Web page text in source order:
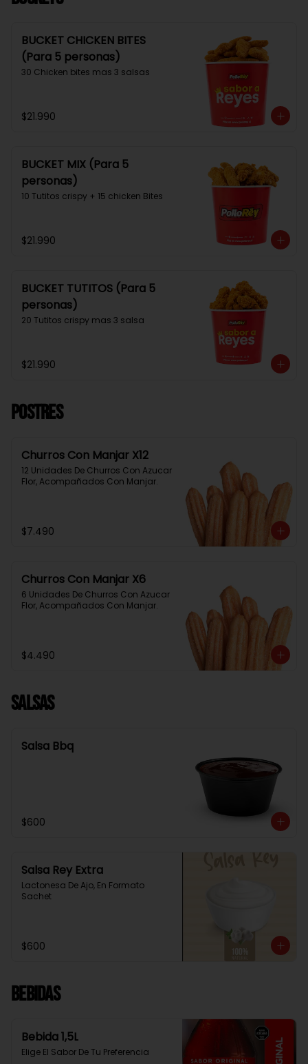
BUCKET CHICKEN BITES
(Para 5 personas)
30 Chicken bites mas 3 salsas
$21.990
BUCKET MIX (Para 5
personas)
10 Tutitos crispy + 15 chicken Bites
$21.990
BUCKET TUTITOS (Para 5
personas)
20 Tutitos crispy mas 3 salsa
$21.990
Postres
Churros Con Manjar X12
12 Unidades De Churros Con Azucar
Flor, Acompañados Con Manjar.
$7.490
Churros Con Manjar X6
6 Unidades De Churros Con Azucar
Flor, Acompañados Con Manjar.
$4.490
Salsas
Salsa Bbq
$600
Salsa Rey Extra
Lactonesa De Ajo, En Formato
Sachet
$600
Bebidas
Bebida 1,5L
Elige El Sabor De Tu Preferencia